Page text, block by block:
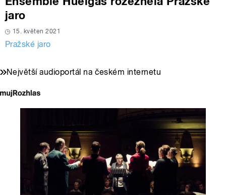
jaro
15. květen 2021
Pražské jaro
Největší audioportál na českém internetu